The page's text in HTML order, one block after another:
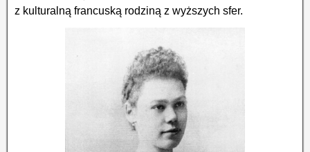
z kulturalną francuską rodziną z wyższych sfer.